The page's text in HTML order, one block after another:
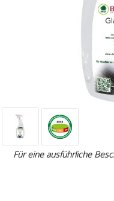
Für eine ausführliche